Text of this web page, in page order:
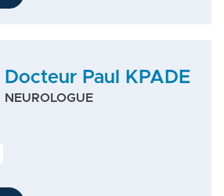
Docteur Paul KPADE
NEUROLOGUE